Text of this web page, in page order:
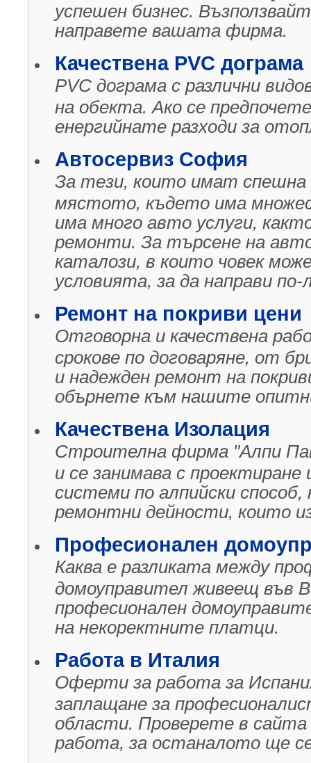
успешен бизнес.
направете вашата фирма.
Качествена PVC дограма
PVC дограма с различни
на обекта. Ако се
енергийнате разходи за
Автосервиз София
За тези, които имат
мястото, където има
има много авто услуги,
ремонти. За търсене на
каталози, в които човек
условията, за да направи по-
Ремонт на покриви цени
Отговорна и качествена
срокове по договаряне, от
и надежден ремонт на
обърнете към нашите
Качествена Изолация
Строителна фирма "Алпи
и се занимава с
системи по алпийски
ремонтни дейности, които
Професионален
Каква е разликата между
домоуправител живеещ във
професионален
на некоректните платци.
Работа в Италия
Оферти за работа за
заплащане за
области. Проверете в
работа, за останалото ще